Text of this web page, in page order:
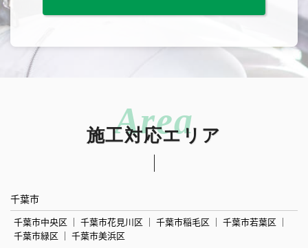
施工対応エリア
千葉市
千葉市中央区 千葉市花見川区 千葉市稲毛区
千葉市若葉区
千葉市緑区
千葉市美浜区